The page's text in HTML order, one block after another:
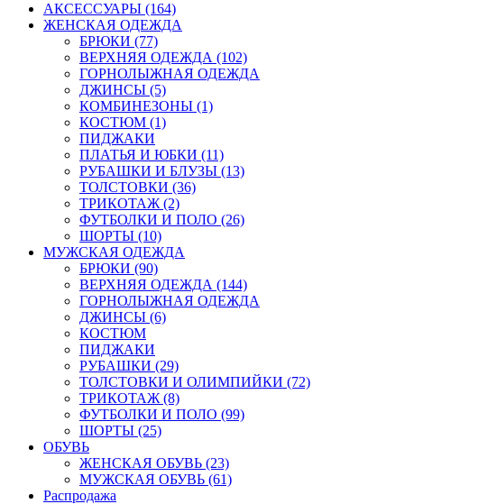
АКСЕССУАРЫ (164)
ЖЕНСКАЯ ОДЕЖДА
БРЮКИ (77)
ВЕРХНЯЯ ОДЕЖДА (102)
ГОРНОЛЫЖНАЯ ОДЕЖДА
ДЖИНСЫ (5)
КОМБИНЕЗОНЫ (1)
КОСТЮМ (1)
ПИДЖАКИ
ПЛАТЬЯ И ЮБКИ (11)
РУБАШКИ И БЛУЗЫ (13)
ТОЛСТОВКИ (36)
ТРИКОТАЖ (2)
ФУТБОЛКИ И ПОЛО (26)
ШОРТЫ (10)
МУЖСКАЯ ОДЕЖДА
БРЮКИ (90)
ВЕРХНЯЯ ОДЕЖДА (144)
ГОРНОЛЫЖНАЯ ОДЕЖДА
ДЖИНСЫ (6)
КОСТЮМ
ПИДЖАКИ
РУБАШКИ (29)
ТОЛСТОВКИ И ОЛИМПИЙКИ (72)
ТРИКОТАЖ (8)
ФУТБОЛКИ И ПОЛО (99)
ШОРТЫ (25)
ОБУВЬ
ЖЕНСКАЯ ОБУВЬ (23)
МУЖСКАЯ ОБУВЬ (61)
Распродажа